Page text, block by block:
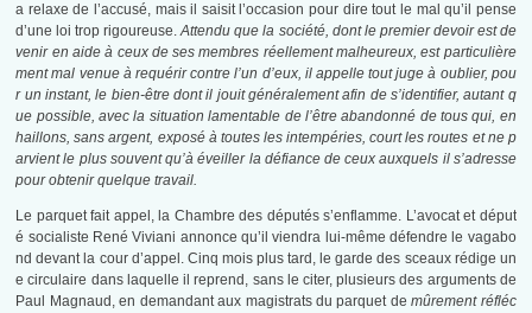
a relaxe de l’accusé, mais il saisit l’occasion pour dire tout le mal qu’il pense
d’une loi trop rigoureuse.Attendu que la société, dont le premier devoir est de
venir en aide à ceux de ses membres réellement malheureux, est particulière
ment mal venue à requérir contre l’un d’eux, il appelle tout juge à oublier, pou
r un instant, le bien-être dont il jouit généralement afin de s’identifier, autant q
ue possible, avec la situation lamentable de l’être abandonné de tous qui, en
haillons, sans argent, exposé à toutes les intempéries, court les routes et ne p
arvient le plus souvent qu’à éveiller la défiance de ceux auxquels il s’adresse
pour obtenir quelque travail.
Le parquet fait appel, la Chambre des députés s’enflamme. L’avocat et déput
é socialiste René Viviani annonce qu’il viendra lui-même défendre le vagabo
nd devant la cour d’appel. Cinq mois plus tard, le garde des sceaux rédige un
e circulaire dans laquelle il reprend, sans le citer, plusieurs des arguments de
Paul Magnaud, en demandant aux magistrats du parquet demûrement réfléc